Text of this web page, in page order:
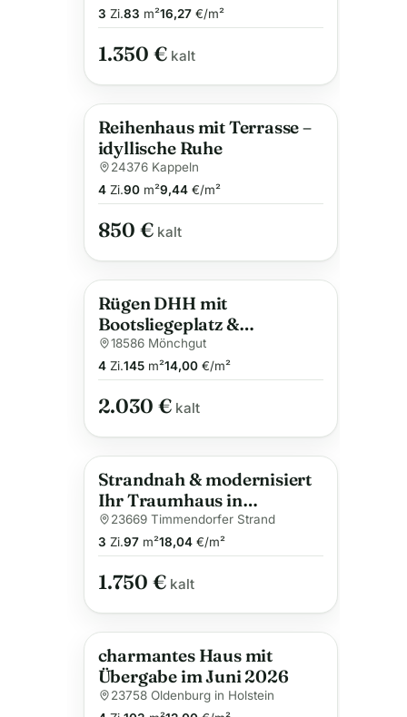
3 Zi.83 m²16,27€/m²
1.350 €kalt
Reihenhaus mit Terrasse –
idyllische Ruhe
24376 Kappeln
4Zi.90m²9,44€/m²
850 €kalt
Rügen DHH mit
Bootsliegeplatz &
Wassergrundstück
18586 Mönchgut
4Zi.145m²14,00€/m²
2.030 €kalt
Strandnah & modernisiert
Ihr Traumhaus in
Timmendorf
23669 Timmendorfer Strand
3 Zi.97m²18,04€/m²
1.750 €kalt
charmantes Haus mit
Übergabe im Juni 2026
23758 Oldenburg in Holstein